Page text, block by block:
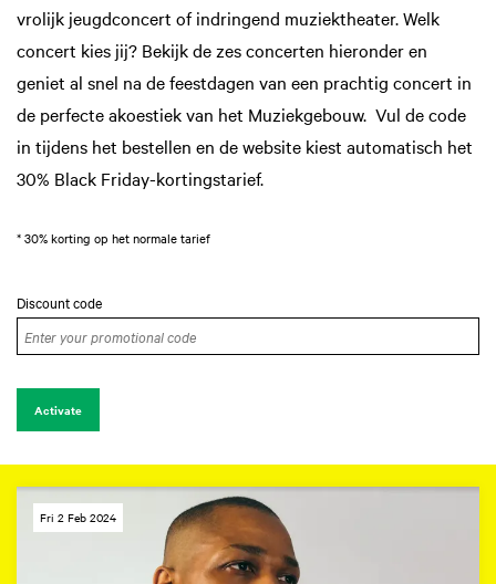
vrolijk jeugdconcert of indringend muziektheater. Welk
concert kies jij? Bekijk de zes concerten hieronder en
geniet al snel na de feestdagen van een prachtig concert in
de perfecte akoestiek van het Muziekgebouw. Vul de code
in tijdens het bestellen en de website kiest automatisch het
30% Black Friday-kortingstarief.
* 30% korting op het normale tarief
Discount code
Activate
Fri 2 Feb 2024